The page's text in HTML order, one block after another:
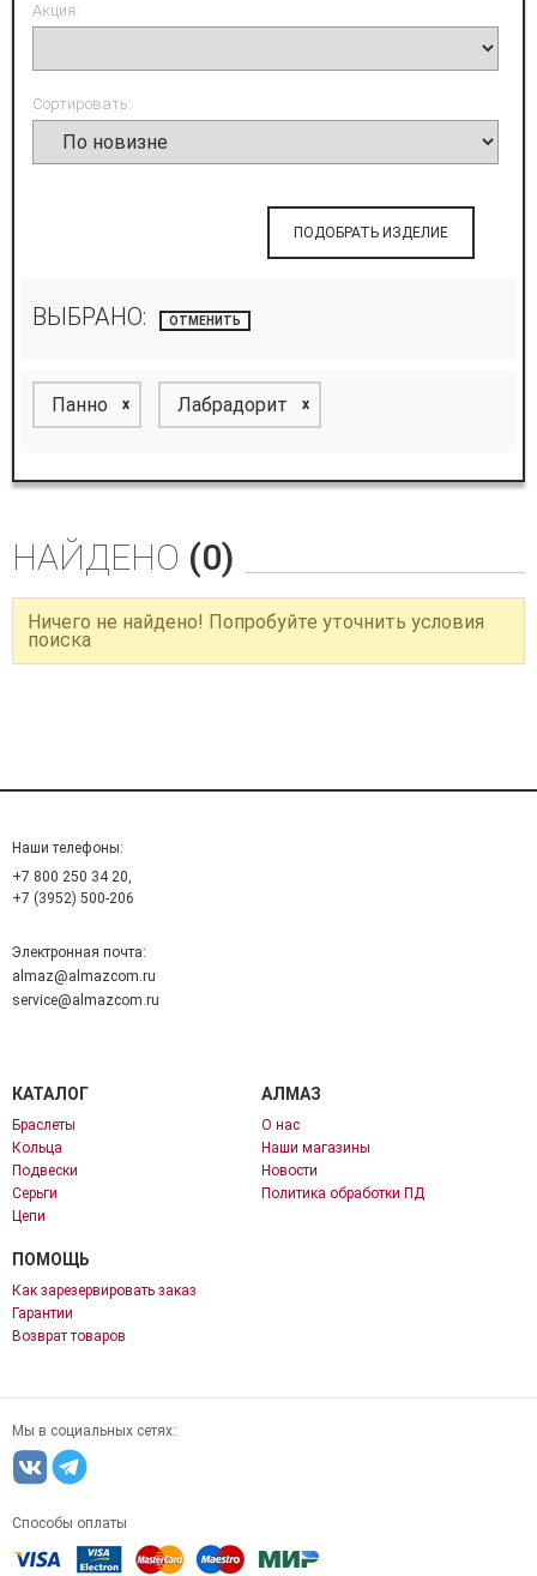
Акция:
Сортировать:
ПОДОБРАТЬ ИЗДЕЛИЕ
ВЫБРАНО: ОТМЕНИТЬ
Панно x Лабрадорит x
НАЙДЕНО (0)
Ничего не найдено! Попробуйте уточнить условия
поиска
Наши телефоны:
+7 800 250 34 20,
+7 (3952) 500-206
Электронная почта:
almaz@almazcom.ru
service@almazcom.ru
КАТАЛОГ
Браслеты
Кольца
Подвески
Серьги
Цепи
АЛМАЗ
О нас
Наши магазины
Новости
Политика обработки ПД
ПОМОЩЬ
Как зарезервировать заказ
Гарантии
Возврат товаров
Мы в социальных сетях:
Способы оплаты